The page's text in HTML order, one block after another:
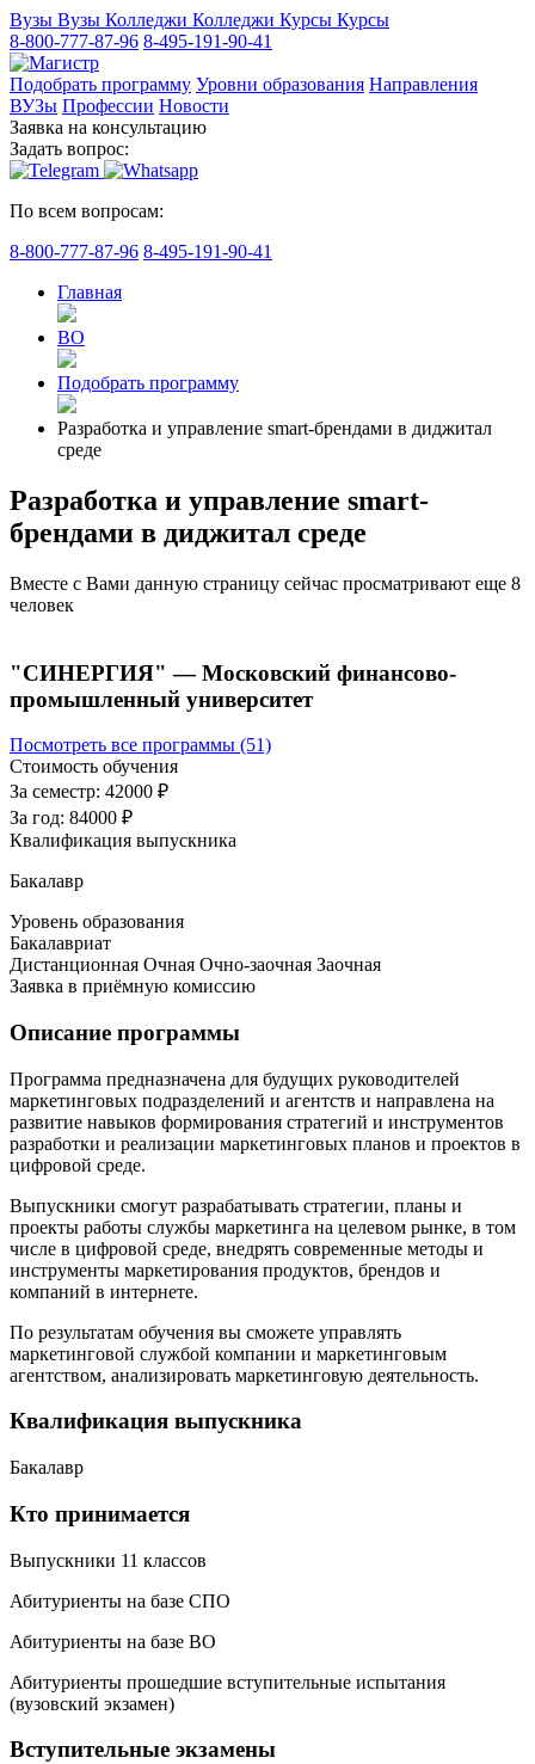
Вузы Вузы Колледжи Колледжи Курсы Курсы
8-800-777-87-96 8-495-191-90-41
Подобрать программу Уровни образования Направления
ВУЗы Профессии Новости
Заявка на консультацию
Задать вопрос:
По всем вопросам:
8-800-777-87-96 8-495-191-90-41
Главная
ВО
Подобрать программу
Разработка и управление smart-брендами в диджитал
среде
Разработка и управление smart-
брендами в диджитал среде
Вместе с Вами данную страницу сейчас просматривают еще 8
человек
"СИНЕРГИЯ" — Московский финансово-
промышленный университет
Посмотреть все программы (51)
Стоимость обучения
За семестр: 42000 ₽
За год: 84000 ₽
Квалификация выпускника
Бакалавр
Уровень образования
Бакалавриат
Дистанционная Очная Очно-заочная Заочная
Заявка в приёмную комиссию
Описание программы
Программа предназначена для будущих руководителей
маркетинговых подразделений и агентств и направлена на
развитие навыков формирования стратегий и инструментов
разработки и реализации маркетинговых планов и проектов в
цифровой среде.
Выпускники смогут разрабатывать стратегии, планы и
проекты работы службы маркетинга на целевом рынке, в том
числе в цифровой среде, внедрять современные методы и
инструменты маркетирования продуктов, брендов и
компаний в интернете.
По результатам обучения вы сможете управлять
маркетинговой службой компании и маркетинговым
агентством, анализировать маркетинговую деятельность.
Квалификация выпускника
Бакалавр
Кто принимается
Выпускники 11 классов
Абитуриенты на базе СПО
Абитуриенты на базе ВО
Абитуриенты прошедшие вступительные испытания
(вузовский экзамен)
Вступительные экзамены